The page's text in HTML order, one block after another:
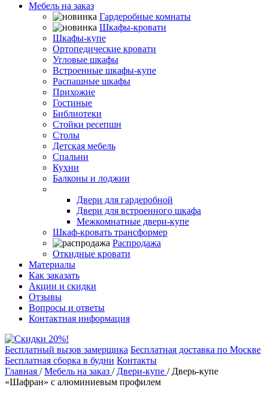
Мебель на заказ
Гардеробные комнаты
Шкафы-кровати
Шкафы-купе
Ортопедические кровати
Угловые шкафы
Встроенные шкафы-купе
Распашные шкафы
Прихожие
Гостиные
Библиотеки
Стойки ресепшн
Столы
Детская мебель
Спальни
Кухни
Балконы и лоджии
Двери для гардеробной
Двери для встроенного шкафа
Межкомнатные двери-купе
Шкаф-кровать трансформер
Распродажа
Откидные кровати
Материалы
Как заказать
Акции и скидки
Отзывы
Вопросы и ответы
Контактная информация
Бесплатный вызов замерщика Бесплатная доставка по Москве
Бесплатная сборка в будни Контакты
Главная /Мебель на заказ / Двери-купе / Дверь-купе
«Шафран» с алюминиевым профилем